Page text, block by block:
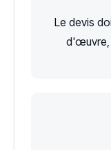
Le devis
d'œuvre,